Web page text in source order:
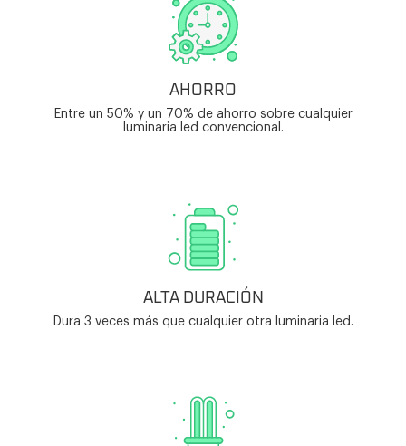
AHORRO
Entre un 50% y un 70% de ahorro sobre cualquier
luminaria led convencional.
ALTA DURACIÓN
Dura 3 veces más que cualquier otra luminaria led.